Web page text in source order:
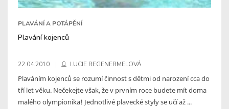
PLAVÁNÍ A POTÁPĚNÍ
Plavání kojenců
22.04.2010 LUCIE REGENERMELOVÁ
Plaváním kojenců se rozumí činnost s dětmi od narození cca do
tří let věku. Nečekejte však, že v prvním roce budete mít doma
malého olympionika! Jednotlivé plavecké styly se učí až ...